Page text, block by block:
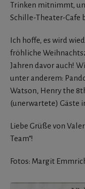
Trinken mitnimmt,
Schille-Theater-Cafe
Ich hoffe, es wird
fröhliche
Jahren davor auch!
unter anderem:
Watson, Henry the
(unerwartete) Gäste
Liebe Grüße von
Team“!
Fotos: Margit